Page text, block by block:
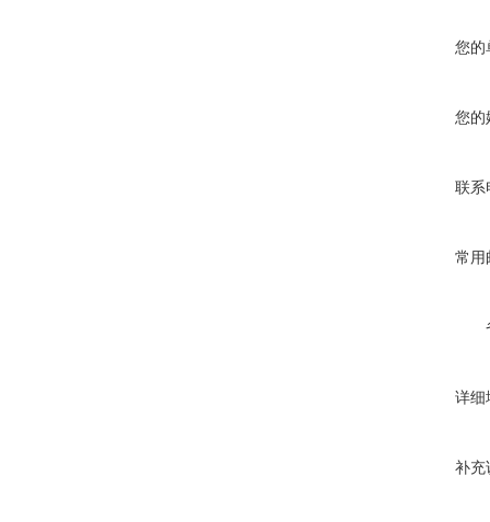
您的
您的
联系
常用
详细
补充